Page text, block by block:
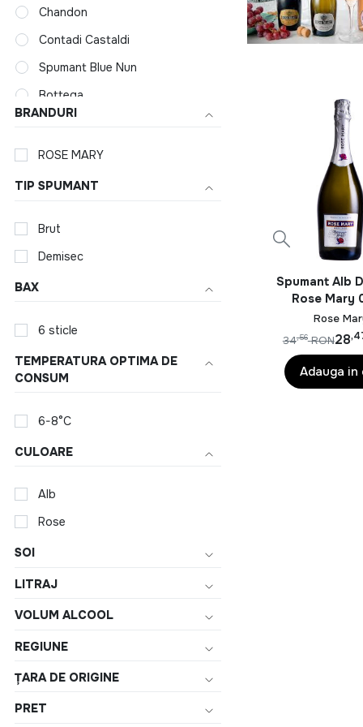
Chandon
Contadi Castaldi
Spumant Blue Nun
Bottega
Cinzano
Freccianera Franciacorta
GH Mumm Champagne
Sampanie Krug
Luc Belaire
Martini
Champagne Pommery
Rose Mary
Riunite
Prosecco Soligo
Champagne Ruinart
BRANDURI
ROSE MARY
TIP SPUMANT
Brut
Demisec
BAX
6 sticle
TEMPERATURA OPTIMA DE
CONSUM
6-8°C
CULOARE
Alb
Rose
SOI
LITRAJ
VOLUM ALCOOL
REGIUNE
ȚARA DE ORIGINE
PRET
Spumant Alb
Rose Mary
Rose
28
34,56 RON
Adauga in